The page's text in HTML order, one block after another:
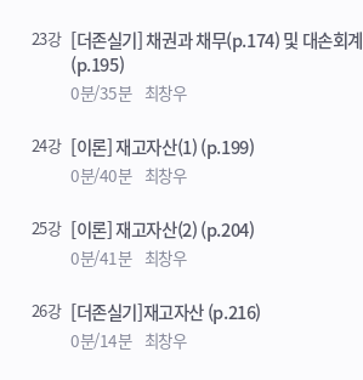
23강 [더존실기] 채권과 채무(p.174) 및 대손회계
(p.195)
0분/35분 최창우
24강 [이론] 재고자산(1) (p.199)
0분/40분 최창우
25강 [이론] 재고자산(2) (p.204)
0분/41분 최창우
26강 [더존실기]재고자산 (p.216)
0분/14분 최창우